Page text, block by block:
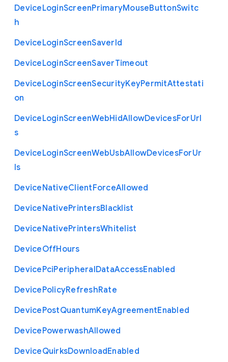
DeviceLoginScreenPrimaryMouseButtonSwitc
h
DeviceLoginScreenSaverId
DeviceLoginScreenSaverTimeout
DeviceLoginScreenSecurityKeyPermitAttestati
on
DeviceLoginScreenWebHidAllowDevicesForUrl
s
DeviceLoginScreenWebUsbAllowDevicesForUr
ls
DeviceNativeClientForceAllowed
DeviceNativePrintersBlacklist
DeviceNativePrintersWhitelist
DeviceOffHours
DevicePciPeripheralDataAccessEnabled
DevicePolicyRefreshRate
DevicePostQuantumKeyAgreementEnabled
DevicePowerwashAllowed
DeviceQuirksDownloadEnabled